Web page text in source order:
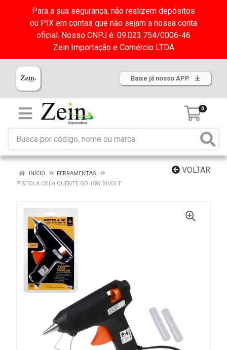
Para a sua segurança, não realizem depósitos
ou PIX em contas que não sejam a nossa conta
oficial. Nosso CNPJ é: 09.023.754/0006-46
Zein Importação e Comércio LTDA
Baixe já nosso APP
0
VOLTAR
INÍCIO
FERRAMENTAS
PISTOLA COLA QUENTE GD 15W BIVOLT